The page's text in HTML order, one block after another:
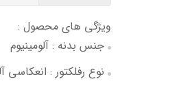
ویژگی های محصول :
جنس بدنه : آلومینیوم
نوع رفلکتور : انعکاسی